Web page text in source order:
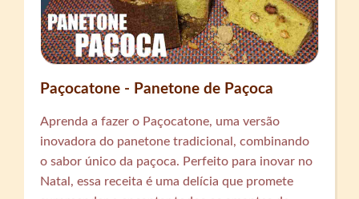
Paçocatone - Panetone de Paçoca
Aprenda a fazer o Paçocatone, uma versão
inovadora do panetone tradicional, combinando
o sabor único da paçoca. Perfeito para inovar no
Natal, essa receita é uma delícia que promete